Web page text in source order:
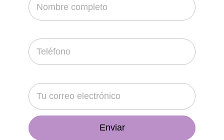
• Dulce De Menta
• Dulces Acuario
• Ferrero Rochelle
• Gomita De Mango Enchilado
• Gomitas Azúcar
• Gomitas Lombriz
• Lunetas Yogurt
• Malvaviscos Mini